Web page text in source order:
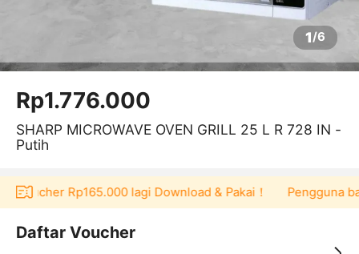
1/6
Rp1.776.000
SHARP MICROWAVE OVEN GRILL 25 L R 728 IN -
Putih
Rp165.000 lagi Download & Pakai！ Pengguna
Daftar Voucher